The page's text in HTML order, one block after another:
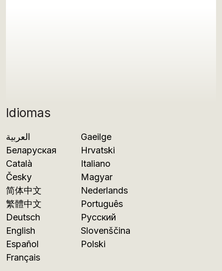
Idiomas
العربية
Беларуская
Català
Česky
简体中文
繁體中文
Deutsch
English
Español
Français
Gaeilge
Hrvatski
Italiano
Magyar
Nederlands
Português
Русский
Slovenščina
Polski